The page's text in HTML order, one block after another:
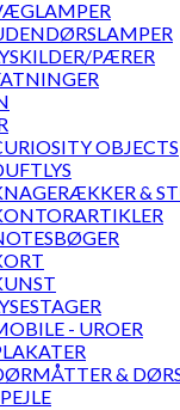
PÆRER
OBJECTS
&
- UROER
&